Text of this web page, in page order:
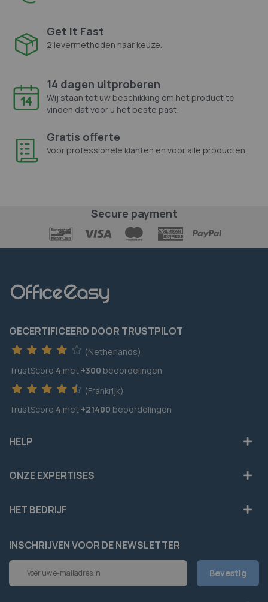
Get It Fast
2 levermethoden naar keuze.
14 dagen uitproberen
Wij staan tot uw beschikking om het product te
vinden dat voor u het beste past.
Gratis offerte
Voor professionele klanten en voor alle producten.
Secure payment
GECERTIFICEERD DOOR TRUSTPILOT
(Netherlands)
TrustScore 4 met +300 beoordelingen
(Frankrijk)
TrustScore 4 met +21400 beoordelingen
HELP
ONZE EXPERTISES
HET BEDRIJF
INSCHRIJVEN VOOR DE NEWSLETTER
Abonneer
op
Bevestig